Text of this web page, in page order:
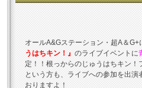
オールA&Gステーション・超A＆
うはちキン！』のライブイベントに
定！！根っからのじゅうはちキン！
という方も、ライブへの参加を出演
おりますよ！